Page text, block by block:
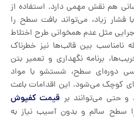
هم نقش مهمی دارد. استفاده از
فشار زیاد، می‌تواند بافت سطح را
مثل عدم همخوانی طرح اختلاط
نامناسب بین قالب‌ها نیز خطرناک
برنامه نگهداری و تعمیر بتن
دوره‌ای سطح، شستشو با مواد
کوچک می‌شود. این اقدامات باعث
حتی می‌توانند بر قیمت کفپوش
سطح سالم و بدون آسیب نیاز به